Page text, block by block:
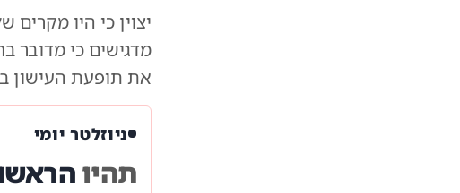
יצוין כי היו
מדגישים כי מדובר
את תופעת העישון
ניוזלטר יומי
תהיו